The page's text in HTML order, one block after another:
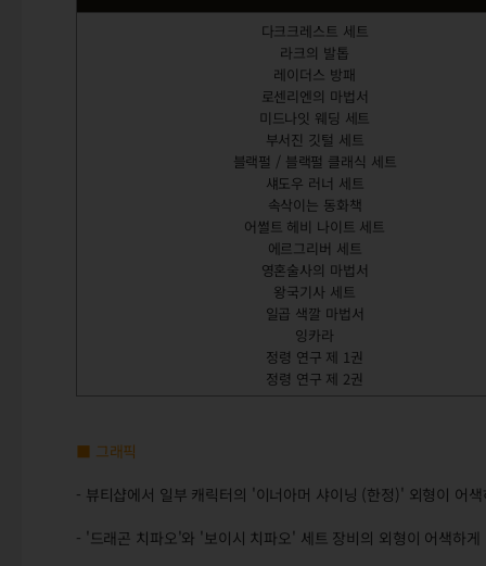
다크크레스트 세트
라크의 발톱
레이더스 방패
로센리엔의 마법서
미드나잇 웨딩 세트
부서진 깃털 세트
블랙펄 / 블랙펄 클래식 세트
섀도우 러너 세트
속삭이는 동화책
어썰트 헤비 나이트 세트
에르그리버 세트
영혼술사의 마법서
왕국기사 세트
일곱 색깔 마법서
잉카라
정령 연구 제 1권
정령 연구 제 2권
■ 그래픽
- 뷰티샵에서 일부 캐릭터의 '이너아머 샤이닝 (한정)' 외형이 어
- '드래곤 치파오'와 '보이시 치파오' 세트 장비의 외형이 어색하